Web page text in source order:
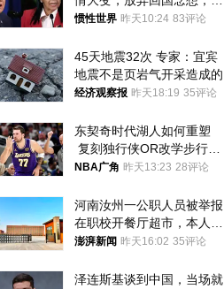
后嘱托已公开
惯性世界 昨天10:24 83评论
45天地震32次 专家：宜宾
地震不是页岩气开采造成的
经济观察报 昨天18:19 35评论
东契奇时代湖人如何重塑
复刻独行侠OR改学步行
者？
NBA广角 昨天13:23 28评论
河南汝州一公职人员被举报
在职校开餐厅超市，本人回
应称“是给别人帮忙”
澎湃新闻 昨天16:02 35评论
泽连斯基谈到中国，当场就